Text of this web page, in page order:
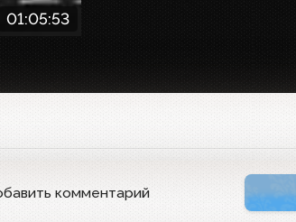
01:05:53
комментарий